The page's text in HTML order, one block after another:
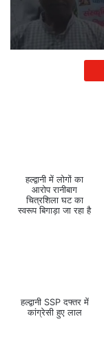
हल्द्वानी में लोगों का
आरोप रानीबाग
चित्रशिला घट का
स्वरूप बिगाड़ा जा रहा है
हल्द्वानी SSP दफ्तर में
कांग्रेसी हुए लाल